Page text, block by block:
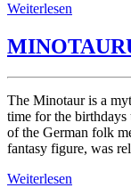
Weiterlesen
The Minotaur is a
time for the
of the German folk
fantasy figure, was
Weiterlesen